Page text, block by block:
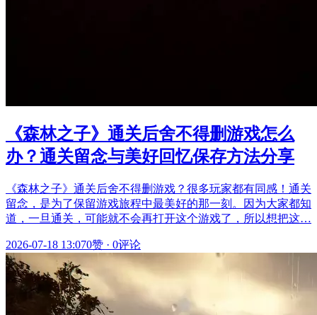
《森林之子》通关后舍不得删游戏怎么
办？通关留念与美好回忆保存方法分享
《森林之子》通关后舍不得删游戏？很多玩家都有同感！通关
留念，是为了保留游戏旅程中最美好的那一刻。因为大家都知
道，一旦通关，可能就不会再打开这个游戏了，所以想把这…
2026-07-18 13:070赞 · 0评论